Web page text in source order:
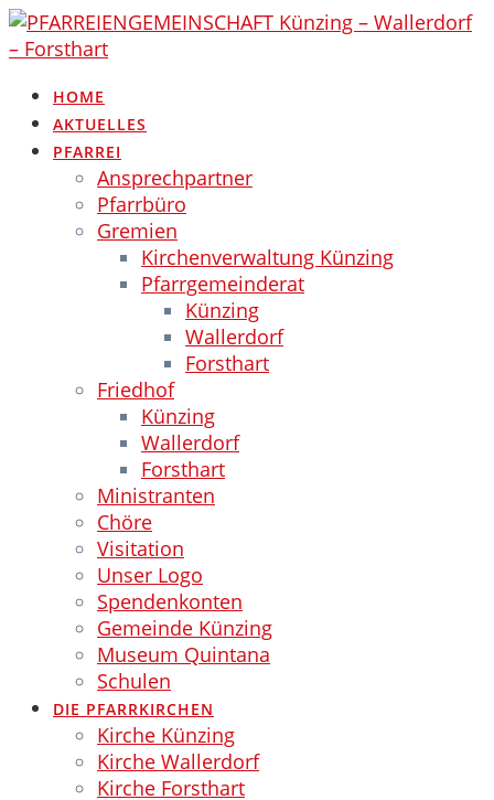
Skip
to
HOME
AKTUELLES
PFARREI
Ansprechpartner
Pfarrbüro
Gremien
Kirchenverwaltung Künzing
Pfarrgemeinderat
Künzing
Wallerdorf
Forsthart
Friedhof
Künzing
Wallerdorf
Forsthart
Ministranten
Chöre
Visitation
Unser Logo
Spendenkonten
Gemeinde Künzing
Museum Quintana
Schulen
DIE PFARRKIRCHEN
Kirche Künzing
Kirche Wallerdorf
Kirche Forsthart